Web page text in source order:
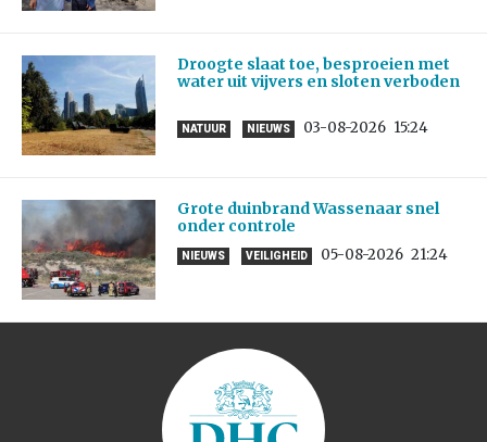
Droogte slaat toe, besproeien met
water uit vijvers en sloten verboden
NATUUR NIEUWS 03-08-2026 15:24
Grote duinbrand Wassenaar snel
onder controle
NIEUWS VEILIGHEID 05-08-2026 21:24